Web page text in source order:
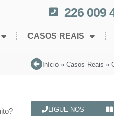
226 009
CASOS REAIS
Início » Casos Reais »
LIGUE-NOS